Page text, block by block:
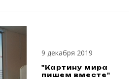
9 декабря 2019
"Картину мира
пишем вместе"